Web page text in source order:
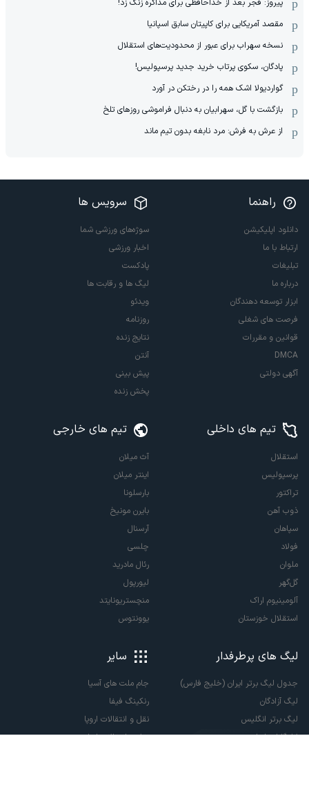
پیروز: فجر بعد از خداحافظی برای مذاکره زنگ زد!
مقصد آمریکایی برای کاپیتان سابق اسپانیا
نسخه سهراب برای عبور از محدودیت‌های استقلال
پادگان، سکوی پرتاب خرید جدید پرسپولیس!
گواردیولا اشک همه را در رختکن در آورد
بازگشت با گل، سهرابیان به دنبال فراموشی روزهای تلخ
از عرش به فرش: مرد نابغه‌ بدون تیم ماند
راهنما
دانلود اپلیکیشن
ارتباط با ما
تبلیغات
درباره ما
ابزار توسعه دهندگان
فرصت های شغلی
قوانین و مقررات
DMCA
آگهی دولتی
سرویس ها
سوژه‌های ورزشی شما
اخبار ورزشی
پادکست
لیگ ها و رقابت ها
ویدئو
روزنامه
نتایج زنده
آنتن
پیش بینی
پخش زنده
تیم های داخلی
استقلال
پرسپولیس
تراکتور
ذوب آهن
سپاهان
فولاد
ملوان
گل‌گهر
آلومینیوم اراک
استقلال خوزستان
تیم های خارجی
آث میلان
اینتر میلان
بارسلونا
بایرن مونیخ
آرسنال
چلسی
رئال مادرید
لیورپول
منچستریونایتد
یوونتوس
لیگ های پرطرفدار
جدول لیگ برتر ایران (خلیج فارس)
لیگ آزادگان
لیگ برتر انگلیس
لالیگا اسپانیا
سایر
جام ملت های آسیا
رنکینگ فیفا
نقل و انتقالات اروپا
نقل و انتقالات ایران